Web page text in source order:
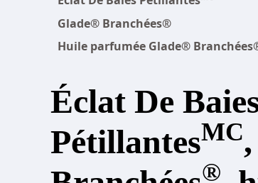
Glade® Branchées®
Huile parfumée Glade®
Éclat De
PétillantesMC,
®